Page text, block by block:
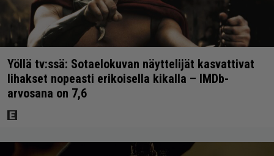
Yöllä tv:ssä: Sotaelokuvan näyttelijät kasvattivat
lihakset nopeasti erikoisella kikalla – IMDb-
arvosana on 7,6